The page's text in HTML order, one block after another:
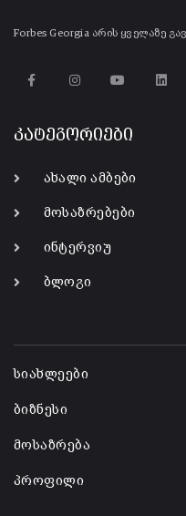
Forbes Georgia არის ყველაზე
კატეგორიები
ახალი ამბები
მოსაზრებები
ინტერვიუ
ბლოგი
სიახლეები
ბიზნესი
მოსაზრება
პროფილი